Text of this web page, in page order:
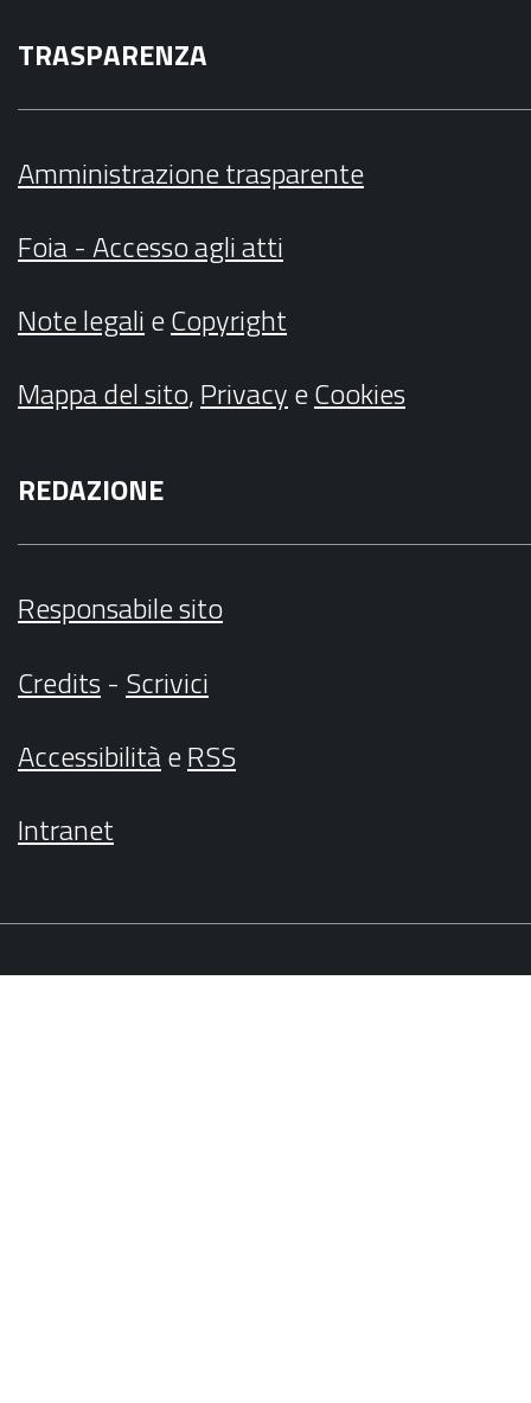
TRASPARENZA
Amministrazione trasparente
Foia - Accesso agli atti
Note legalieCopyright
Mappa del sito,PrivacyeCookies
REDAZIONE
Responsabile sito
Credits- Scrivici
AccessibilitàeRSS
Intranet